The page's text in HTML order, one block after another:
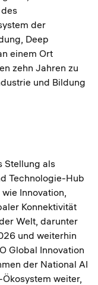
der
Deep
einem Ort
zehn Jahren zu
und Bildung
Stellung als
Technologie-Hub
Innovation,
Konnektivität
Welt, darunter
und weiterhin
Global Innovation
der National AI
weiter,